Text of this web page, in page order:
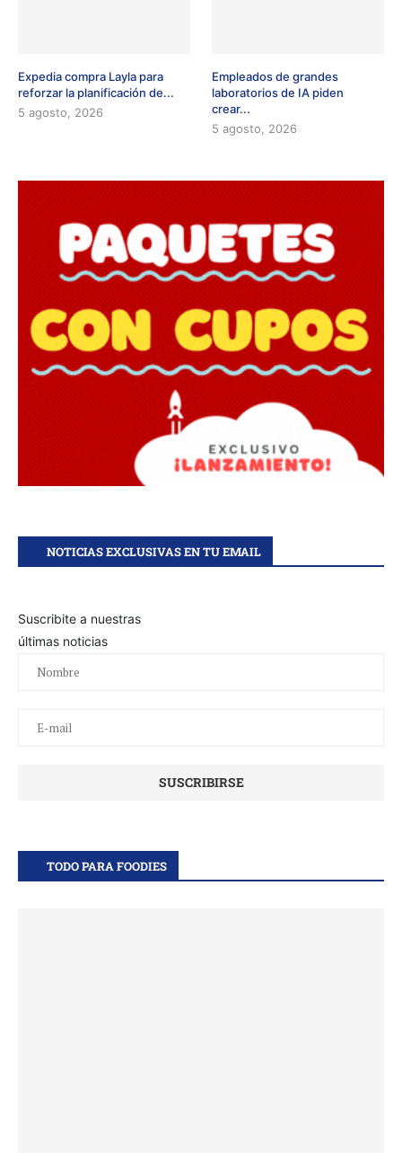
Expedia compra Layla para
reforzar la planificación de...
5 agosto, 2026
Empleados de grandes
laboratorios de IA piden
crear...
5 agosto, 2026
NOTICIAS EXCLUSIVAS EN TU EMAIL
Suscribite a nuestras
últimas noticias
TODO PARA FOODIES